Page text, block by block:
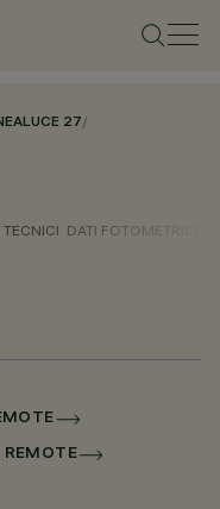
27/
TECNICI DATI FOTOMETRICI
REMOTE